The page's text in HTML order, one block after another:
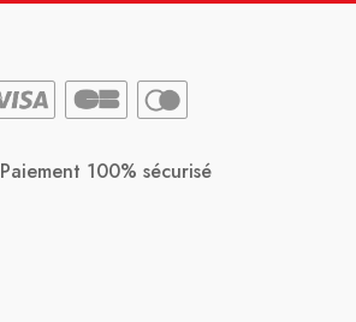
Paiement 100% sécurisé